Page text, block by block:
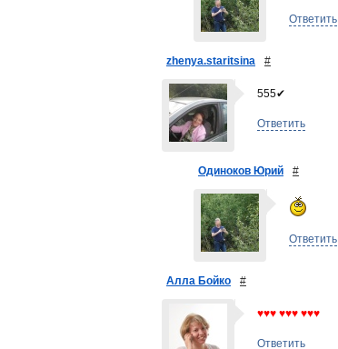
Ответить
zhenya.staritsina #
555✔
Ответить
Одиноков Юрий #
Ответить
Алла Бойко #
♥♥♥ ♥♥♥ ♥♥♥
Ответить